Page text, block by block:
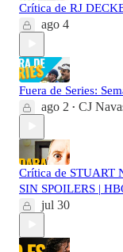
Crítica de RJ
ago 4
Fuera de Series:
ago 2 • CJ
Crítica de STUART
SIN SPOILERS |
jul 30